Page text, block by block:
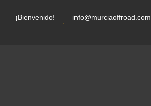
¡Bienvenido! info@murciaoffroad.com